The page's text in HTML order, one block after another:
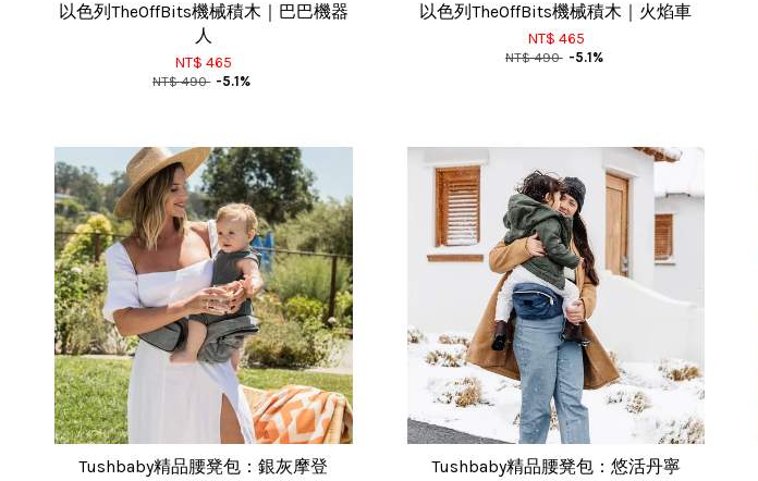
以色列TheOffBits機械積木｜巴巴機器
人
NT$ 465
NT$ 490 -5.1%
以色列TheOffBits機械積木｜火焰車
NT$ 465
NT$ 490 -5.1%
Tushbaby精品腰凳包：銀灰摩登 Tushbaby精品腰凳包：悠活丹寧